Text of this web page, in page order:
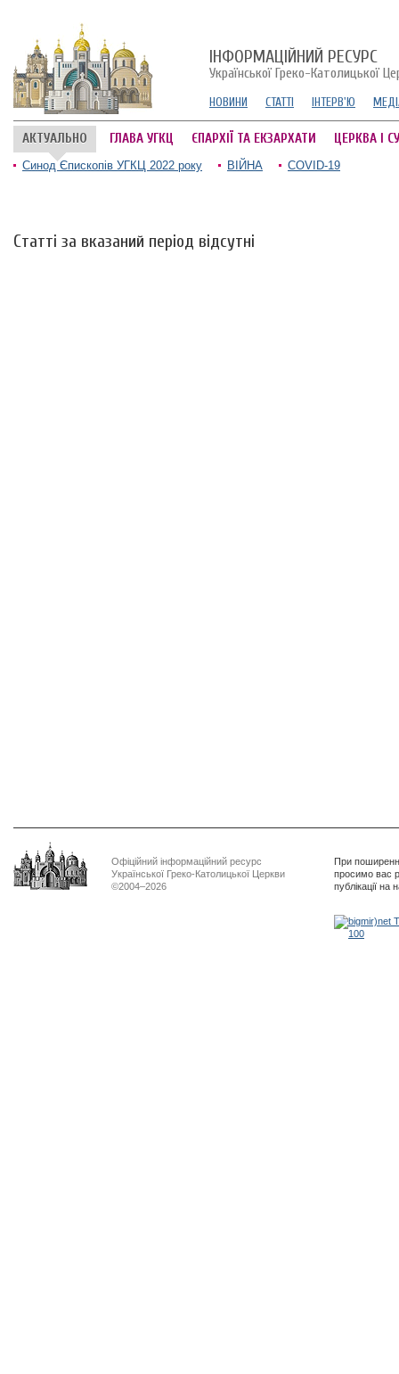
ІНФОРМАЦІЙНИЙ РЕСУРС
Української Греко-Католицької
НОВИНИ СТАТТІ ІНТЕРВ'Ю
АКТУАЛЬНО ГЛАВА УГКЦ ЄПАРХІЇ ТА ЕКЗАРХАТИ ЦЕРКВА І
Синод Єпископів УГКЦ 2022 року ВІЙНА COVID-19
Статті за вказаний період відсутні
Офіційний інформаційний ресурс
Української Греко-Католицької Церкви
©2004–2026
При
просимо вас
публікації на